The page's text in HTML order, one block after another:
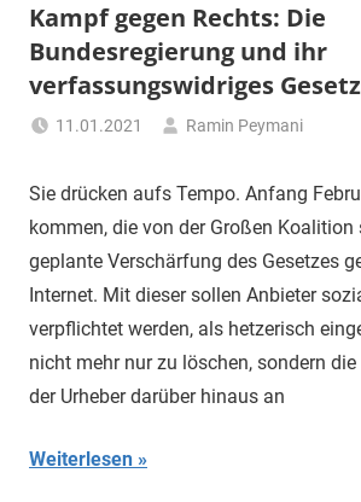
Deutschland"
Kampf gegen Rechts: Die
Bundesregierung und ihr
verfassungswidriges Gesetz
11.01.2021
Ramin Peymani
Sie drücken aufs Tempo. Anfang
kommen, die von der Großen Koalition
geplante Verschärfung des Gesetzes
Internet. Mit dieser sollen Anbieter
verpflichtet werden, als hetzerisch
nicht mehr nur zu löschen, sondern
der Urheber darüber hinaus an
Weiterlesen